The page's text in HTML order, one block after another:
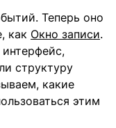
Теперь оно
как Окно записи.
структуру
какие
этим